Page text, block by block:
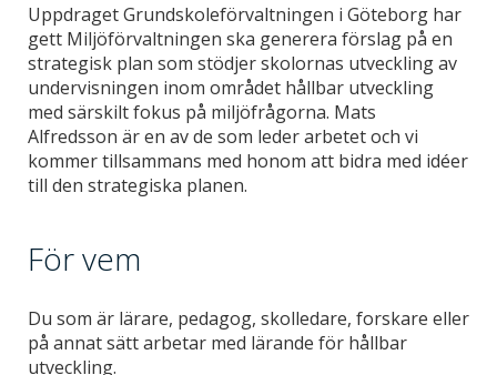
Uppdraget Grundskoleförvaltningen i Göteborg har
gett Miljöförvaltningen ska generera förslag på en
strategisk plan som stödjer skolornas utveckling av
undervisningen inom området hållbar utveckling
med särskilt fokus på miljöfrågorna. Mats
Alfredsson är en av de som leder arbetet och vi
kommer tillsammans med honom att bidra med idéer
till den strategiska planen.
För vem
Du som är lärare, pedagog, skolledare, forskare eller
på annat sätt arbetar med lärande för hållbar
utveckling.